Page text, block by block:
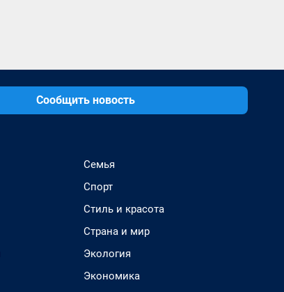
Сообщить новость
Семья
Спорт
Стиль и красота
Страна и мир
Экология
Экономика